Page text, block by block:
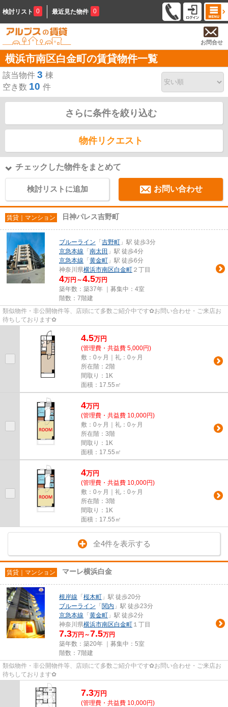
検討リスト 0 最近見た物件 0
お問合せ
横浜市南区白金町の賃貸物件一覧
該当物件 3 棟
空き数 10 件
さらに条件を絞り込む
物件リクエスト
チェックした物件をまとめて
検討リストに追加 お問い合わせ
賃貸｜マンション 日神パレス吉野町
ブルーライン 「 吉野町 」駅 徒歩3分
京急本線 「 南太田 」駅 徒歩4分
京急本線 「 黄金町 」駅 徒歩6分
神奈川県横浜市南区白金町 ２丁目
4万円～4.5万円
築年数：築37年 ｜募集中： 4室
階数：7階建
類似物件・非公開物件等、店頭にて多数ご紹介中です✿お問い合わせ・ご来店お
待ちしております✿
4.5万円
(管理費・共益費 5,000円)
敷：0ヶ月｜礼：0ヶ月
所在階：2階
間取り：1K
面積：17.55㎡
4万円
(管理費・共益費 10,000円)
敷：0ヶ月｜礼：0ヶ月
所在階：3階
間取り：1K
面積：17.55㎡
4万円
(管理費・共益費 10,000円)
敷：0ヶ月｜礼：0ヶ月
所在階：3階
間取り：1K
面積：17.55㎡
全4件を表示する
賃貸｜マンション マーレ横浜白金
根岸線 「 桜木町 」駅 徒歩20分
ブルーライン 「 関内 」駅 徒歩23分
京急本線 「 黄金町 」駅 徒歩2分
神奈川県横浜市南区白金町 １丁目
7.3万円～7.5万円
築年数：築20年 ｜募集中： 5室
階数：7階建
類似物件・非公開物件等、店頭にて多数ご紹介中です✿お問い合わせ・ご来店お
待ちしております✿
7.3万円
(管理費・共益費 10,000円)